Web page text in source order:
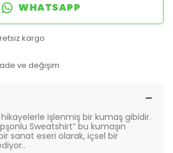
WHATSAPP
kargo
ve değişim
işlenmiş bir kumaş gibidir.
Sweatshirt” bu kumaşın
sanat eseri olarak, içsel bir